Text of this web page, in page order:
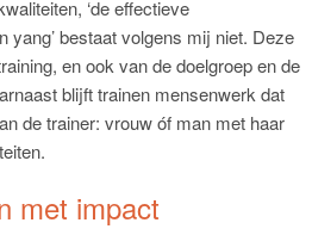
‘de effectieve
yang’ bestaat volgens mij niet. Deze
en ook van de doelgroep en de
blijft trainen mensenwerk dat
de trainer: vrouw óf man met haar
met impact